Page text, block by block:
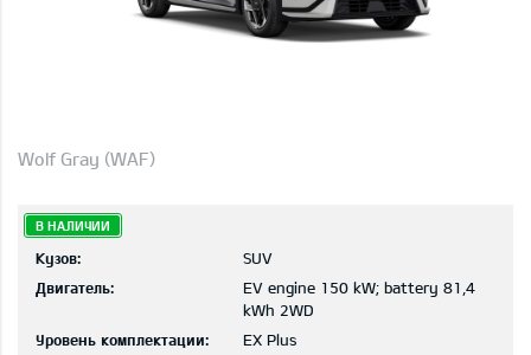
Wolf Gray (WAF)
В НАЛИЧИИ
Кузов:
SUV
Двигатель:
EV engine 150 kW; battery 81,4
kWh 2WD
Уровень комплектации:
EX Plus